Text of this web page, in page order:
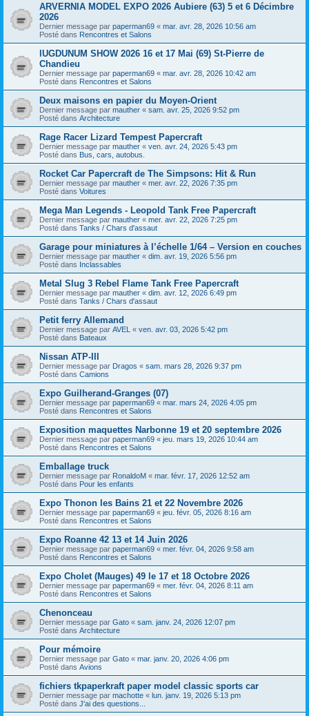
ARVERNIA MODEL EXPO 2026 Aubiere (63) 5 et 6 Décimbre
2026
Dernier message par paperman69 « mar. avr. 28, 2026 10:56 am
Posté dans Rencontres et Salons
lUGDUNUM SHOW 2026 16 et 17 Mai (69) St-Pierre de
Chandieu
Dernier message par paperman69 « mar. avr. 28, 2026 10:42 am
Posté dans Rencontres et Salons
Deux maisons en papier du Moyen-Orient
Dernier message par mauther « sam. avr. 25, 2026 9:52 pm
Posté dans Architecture
Rage Racer Lizard Tempest Papercraft
Dernier message par mauther « ven. avr. 24, 2026 5:43 pm
Posté dans Bus, cars, autobus.
Rocket Car Papercraft de The Simpsons: Hit & Run
Dernier message par mauther « mer. avr. 22, 2026 7:35 pm
Posté dans Voitures
Mega Man Legends - Leopold Tank Free Papercraft
Dernier message par mauther « mer. avr. 22, 2026 7:25 pm
Posté dans Tanks / Chars d'assaut
Garage pour miniatures à l’échelle 1/64 – Version en couches
Dernier message par mauther « dim. avr. 19, 2026 5:56 pm
Posté dans Inclassables
Metal Slug 3 Rebel Flame Tank Free Papercraft
Dernier message par mauther « dim. avr. 12, 2026 6:49 pm
Posté dans Tanks / Chars d'assaut
Petit ferry Allemand
Dernier message par AVEL « ven. avr. 03, 2026 5:42 pm
Posté dans Bateaux
Nissan ATP-III
Dernier message par Dragos « sam. mars 28, 2026 9:37 pm
Posté dans Camions
Expo Guilherand-Granges (07)
Dernier message par paperman69 « mar. mars 24, 2026 4:05 pm
Posté dans Rencontres et Salons
Exposition maquettes Narbonne 19 et 20 septembre 2026
Dernier message par paperman69 « jeu. mars 19, 2026 10:44 am
Posté dans Rencontres et Salons
Emballage truck
Dernier message par RonaldoM « mar. févr. 17, 2026 12:52 am
Posté dans Pour les enfants
Expo Thonon les Bains 21 et 22 Novembre 2026
Dernier message par paperman69 « jeu. févr. 05, 2026 8:16 am
Posté dans Rencontres et Salons
Expo Roanne 42 13 et 14 Juin 2026
Dernier message par paperman69 « mer. févr. 04, 2026 9:58 am
Posté dans Rencontres et Salons
Expo Cholet (Mauges) 49 le 17 et 18 Octobre 2026
Dernier message par paperman69 « mer. févr. 04, 2026 8:11 am
Posté dans Rencontres et Salons
Chenonceau
Dernier message par Gato « sam. janv. 24, 2026 12:07 pm
Posté dans Architecture
Pour mémoire
Dernier message par Gato « mar. janv. 20, 2026 4:06 pm
Posté dans Avions
fichiers tkpaperkraft paper model classic sports car
Dernier message par machotte « lun. janv. 19, 2026 5:13 pm
Posté dans J'ai des questions...